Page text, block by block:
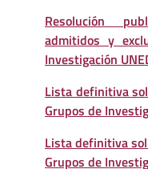
Resolución
admitidos y
Investigación
Lista definitiva
Grupos de
Lista definitiva
Grupos de